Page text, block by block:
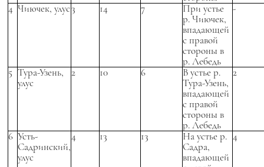
4 Чиючек, улус3 14 7
При устье
р. Чиючек,
впадающей
с правой
стороны в
р. Лебедь
-
5 Тура-Узень,
улус
2 10 6
В устье р.
Тура-Узень,
впадающей
с правой
стороны в
р. Лебедь
2
6 Усть-
Садринский,
улус
4 13 13
На устье р.
Садра,
впадающей
4